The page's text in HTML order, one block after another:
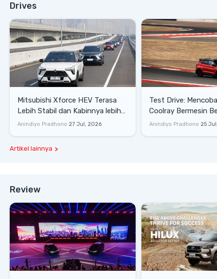
Drives
Mitsubishi Xforce HEV Terasa
Lebih Stabil dan Kabinnya lebih
Senyap
Anindiyo Pradhono 27 Jul, 2026
Test Drive: Mencoba Geely
Coolray Bermesin
di Sirkuit Mandalika
Anindiyo Pradhono 25
Artikel lainnya
Review